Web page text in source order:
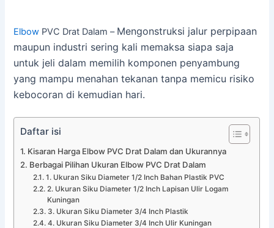
Elbow PVC Drat Dalam – Mengonstruksi jalur perpipaan
maupun industri sering kali memaksa siapa saja
untuk jeli dalam memilih komponen penyambung
yang mampu menahan tekanan tanpa memicu risiko
kebocoran di kemudian hari.
Daftar isi
Kisaran Harga Elbow PVC Drat Dalam dan Ukurannya
Berbagai Pilihan Ukuran Elbow PVC Drat Dalam
1. Ukuran Siku Diameter 1/2 Inch Bahan Plastik PVC
2. Ukuran Siku Diameter 1/2 Inch Lapisan Ulir Logam
Kuningan
3. Ukuran Siku Diameter 3/4 Inch Plastik
4. Ukuran Siku Diameter 3/4 Inch Ulir Kuningan